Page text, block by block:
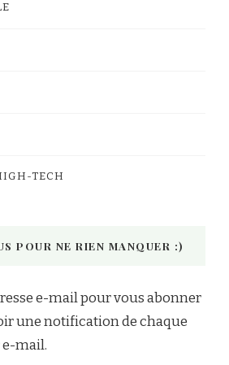
TECH
POUR NE RIEN MANQUER :)
e-mail pour vous abonner
une notification de chaque
mail.